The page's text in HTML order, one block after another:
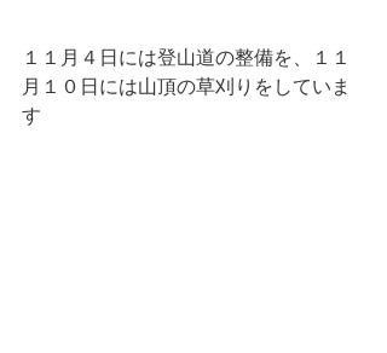
１１月４日には登山道の整備を、１１
月１０日には山頂の草刈りをしていま
す